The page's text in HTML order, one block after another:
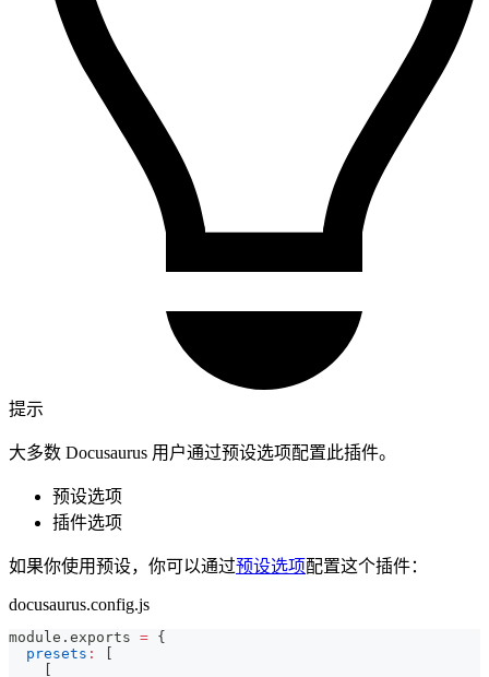
提示
大多数 Docusaurus 用户通过预设选项配置此插件。
预设选项
插件选项
如果你使用预设，你可以通过预设选项配置这个插件：
docusaurus.config.js
module . exports = {
presets :